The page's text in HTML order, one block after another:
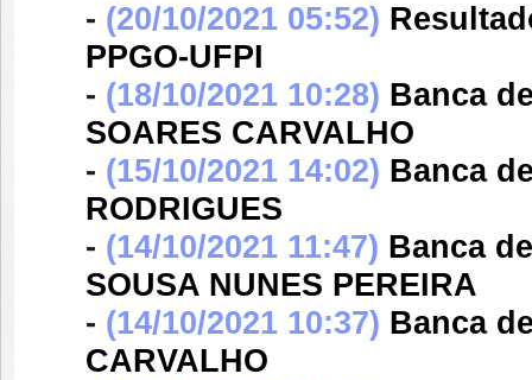
- (20/10/2021 05:52)
PPGO-UFPI
- (18/10/2021 10:28) Banca
SOARES CARVALHO
- (15/10/2021 14:02) Banca
RODRIGUES
- (14/10/2021 11:47) Banca
SOUSA NUNES PEREIRA
- (14/10/2021 10:37) Banca
CARVALHO